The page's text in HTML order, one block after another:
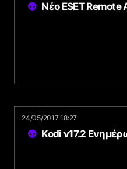
Νέο ESET
24/05/2017 18:27
Kodi v17.2